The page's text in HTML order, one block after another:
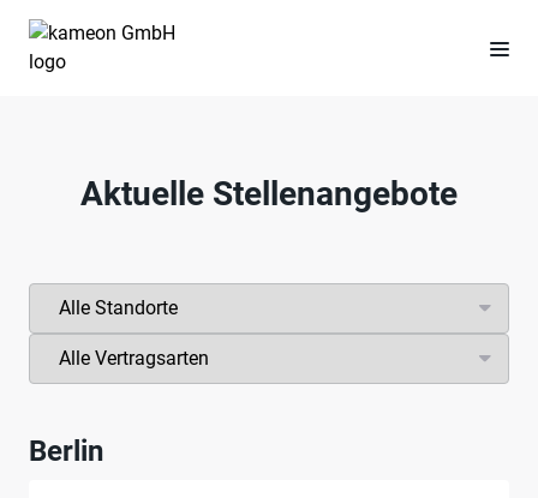
Aktuelle Stellenangebote
Berlin